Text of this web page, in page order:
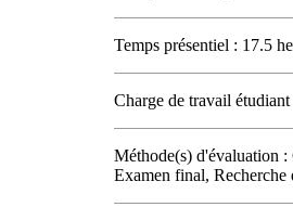
Temps présentiel : 17.5
Charge de travail
Méthode(s) d'évaluation
Examen final, Recherche